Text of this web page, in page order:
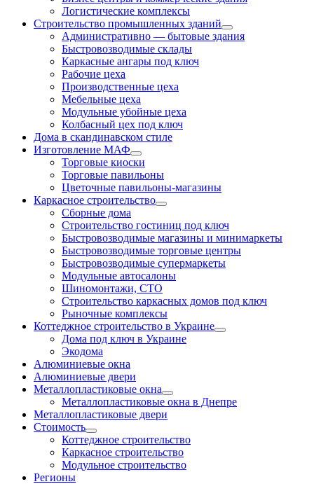
Логистические комплексы
Строительство промышленных зданий
Административно — бытовые здания
Быстровозводимые склады
Каркасные ангары под ключ
Рабочие цеха
Производственные цеха
Мебельные цеха
Модульные убойные цеха
Колбасный цех под ключ
Дома в скандинавском стиле
Изготовление МАФ
Торговые киоски
Торговые павильоны
Цветочные павильоны-магазины
Каркасное строительство
Сборные дома
Строительство гостиниц под ключ
Быстровозводимые магазины и минимаркеты
Быстровозводимые торговые центры
Быстровозводимые супермаркеты
Модульные автосалоны
Шиномонтажи, СТО
Строительство каркасных домов под ключ
Рыночные комплексы
Коттеджное строительство в Украине
Дома под ключ в Украине
Экодома
Алюминиевые окна
Алюминиевые двери
Металлопластиковые окна
Металлопластиковые окна в Днепре
Металлопластиковые двери
Стоимость
Коттеджное строительство
Каркасное строительство
Модульное строительство
Регионы